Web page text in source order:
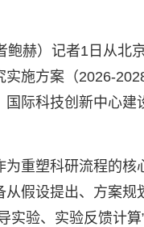
鲍赫）记者1日从北
施方案（2026-
际科技创新中心建
为重塑科研流程的
假设提出、方案
实验、实验反馈计